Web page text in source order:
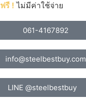
ฟรี ! ไม่มีค่าใช้จ่าย
061-4167892
info@steelbestbuy.com
LINE @steelbestbuy